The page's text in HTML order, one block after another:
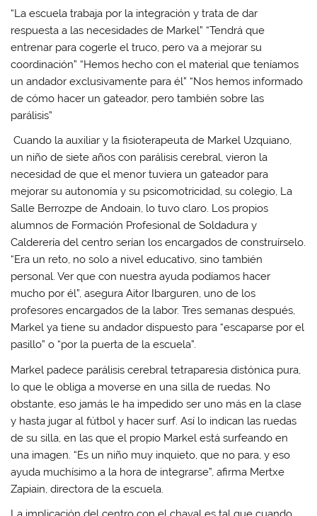
“La escuela trabaja por la integración y trata de dar
respuesta a las necesidades de Markel” “Tendrá que
entrenar para cogerle el truco, pero va a mejorar su
coordinación” “Hemos hecho con el material que teníamos
un andador exclusivamente para él” “Nos hemos informado
de cómo hacer un gateador, pero también sobre las
parálisis”
Cuando la auxiliar y la fisioterapeuta de Markel Uzquiano,
un niño de siete años con parálisis cerebral, vieron la
necesidad de que el menor tuviera un gateador para
mejorar su autonomía y su psicomotricidad, su colegio, La
Salle Berrozpe de Andoain, lo tuvo claro. Los propios
alumnos de Formación Profesional de Soldadura y
Calderería del centro serían los encargados de construírselo.
“Era un reto, no solo a nivel educativo, sino también
personal. Ver que con nuestra ayuda podíamos hacer
mucho por él”, asegura Aitor Ibarguren, uno de los
profesores encargados de la labor. Tres semanas después,
Markel ya tiene su andador dispuesto para “escaparse por el
pasillo” o “por la puerta de la escuela”.
Markel padece parálisis cerebral tetraparesia distónica pura,
lo que le obliga a moverse en una silla de ruedas. No
obstante, eso jamás le ha impedido ser uno más en la clase
y hasta jugar al fútbol y hacer surf. Así lo indican las ruedas
de su silla, en las que el propio Markel está surfeando en
una imagen. “Es un niño muy inquieto, que no para, y eso
ayuda muchísimo a la hora de integrarse”, afirma Mertxe
Zapiain, directora de la escuela.